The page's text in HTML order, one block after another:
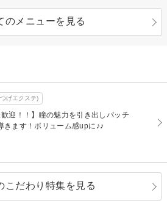
のメニューを見る
げエクステ)
歓迎！！】瞳の魅力を引き出しパッチ
きます！ボリューム感upに♪♪
こだわり特集を見る